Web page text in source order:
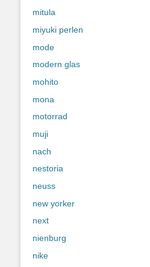
mitula
miyuki perlen
mode
modern glas
mohito
mona
motorrad
muji
nach
nestoria
neuss
new yorker
next
nienburg
nike